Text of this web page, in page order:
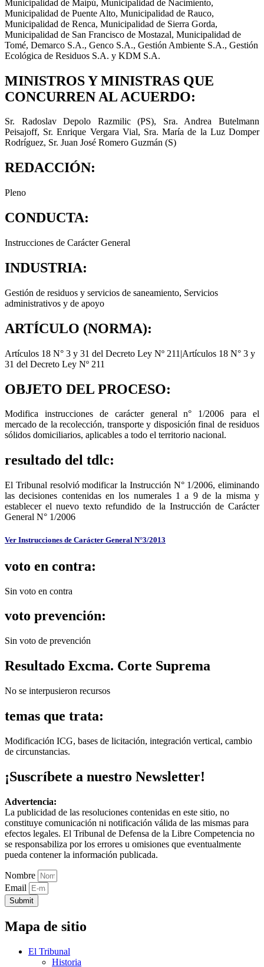
Municipalidad de Maipú, Municipalidad de Nacimiento,
Municipalidad de Puente Alto, Municipalidad de Rauco,
Municipalidad de Renca, Municipalidad de Sierra Gorda,
Municipalidad de San Francisco de Mostazal, Municipalidad de
Tomé, Demarco S.A., Genco S.A., Gestión Ambiente S.A., Gestión
Ecológica de Residuos S.A. y KDM S.A.
MINISTROS Y MINISTRAS QUE
CONCURREN AL ACUERDO:
Sr. Radoslav Depolo Razmilic (PS), Sra. Andrea Butelmann
Peisajoff, Sr. Enrique Vergara Vial, Sra. María de la Luz Domper
Rodríguez, Sr. Juan José Romero Guzmán (S)
REDACCIÓN:
Pleno
CONDUCTA:
Instrucciones de Carácter General
INDUSTRIA:
Gestión de residuos y servicios de saneamiento, Servicios
administrativos y de apoyo
ARTÍCULO (NORMA):
Artículos 18 N° 3 y 31 del Decreto Ley Nº 211|Artículos 18 N° 3 y
31 del Decreto Ley Nº 211
OBJETO DEL PROCESO:
Modifica instrucciones de carácter general n° 1/2006 para el
mercado de la recolección, transporte y disposición final de residuos
sólidos domiciliarios, aplicables a todo el territorio nacional.
resultado del tdlc:
El Tribunal resolvió modificar la Instrucción N° 1/2006, eliminando
las decisiones contenidas en los numerales 1 a 9 de la misma y
establecer el nuevo texto refundido de la Instrucción de Carácter
General N° 1/2006
Ver Instrucciones de Carácter General N°3/2013
voto en contra:
Sin voto en contra
voto prevención:
Sin voto de prevención
Resultado Excma. Corte Suprema
No se interpusieron recursos
temas que trata:
Modificación ICG, bases de licitación, integración vertical, cambio
de circunstancias.
¡Suscríbete a nuestro Newsletter!
Advertencia:
La publicidad de las resoluciones contenidas en este sitio, no
constituye comunicación ni notificación válida de las mismas para
efectos legales. El Tribunal de Defensa de la Libre Competencia no
se responsabiliza por los errores u omisiones que eventualmente
pueda contener la información publicada.
Nombre
Email
Submit
Mapa de sitio
El Tribunal
Historia